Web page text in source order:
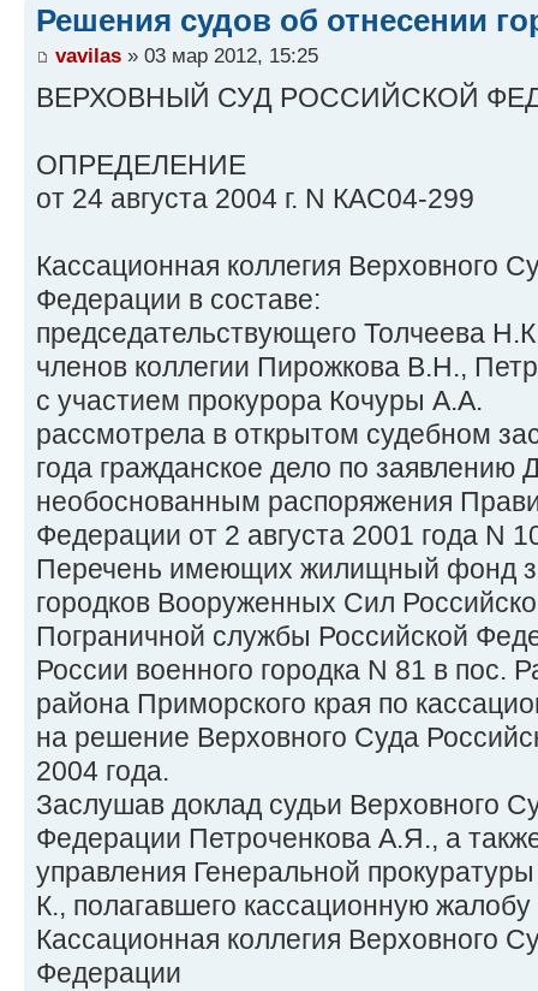
Решения судов об отнесении
vavilas » 03 мар 2012, 15:25
ВЕРХОВНЫЙ СУД РОССИЙСКОЙ
ОПРЕДЕЛЕНИЕ
от 24 августа 2004 г. N КАС04-299
Кассационная коллегия Верховного
Федерации в составе:
председательствующего Толчеева
членов коллегии Пирожкова В.Н.,
с участием прокурора Кочуры А.А.
рассмотрела в открытом судебном
года гражданское дело по заявлению
необоснованным распоряжения
Федерации от 2 августа 2001 года N
Перечень имеющих жилищный фонд
городков Вооруженных Сил
Пограничной службы Российской
России военного городка N 81 в пос.
района Приморского края по
на решение Верховного Суда
2004 года.
Заслушав доклад судьи Верховного
Федерации Петроченкова А.Я., а
управления Генеральной
К., полагавшего кассационную
Кассационная коллегия Верховного
Федерации